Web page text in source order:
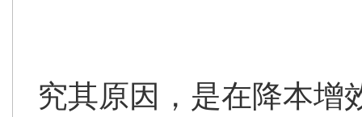
究其原因，是在降本增